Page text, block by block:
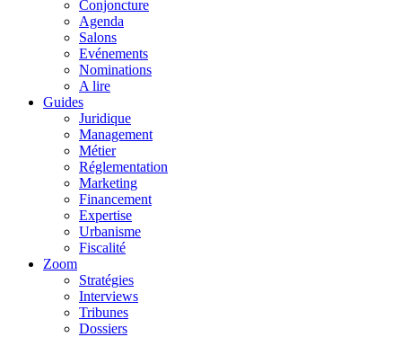
Conjoncture
Agenda
Salons
Evénements
Nominations
A lire
Guides
Juridique
Management
Métier
Réglementation
Marketing
Financement
Expertise
Urbanisme
Fiscalité
Zoom
Stratégies
Interviews
Tribunes
Dossiers